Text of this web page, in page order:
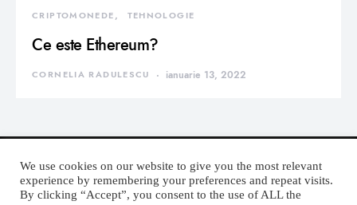
CRIPTOMONEDE TEHNOLOGIE
Ce este Ethereum?
CORNELIA RADULESCU ianuarie 13, 2022
We use cookies on our website to give you the most relevant
experience by remembering your preferences and repeat visits.
By clicking “Accept”, you consent to the use of ALL the